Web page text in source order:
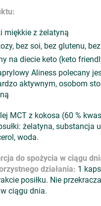
miękkie z żelatyną
bez soi, bez glutenu,
na diecie keto (keto
Aliness polecany
aktywnym, osobom
MCT z kokosa (60 %
żelatyna, substancja
woda.
do spożycia w ciągu
działania: 1
posiłku. Nie
ciągu dnia.